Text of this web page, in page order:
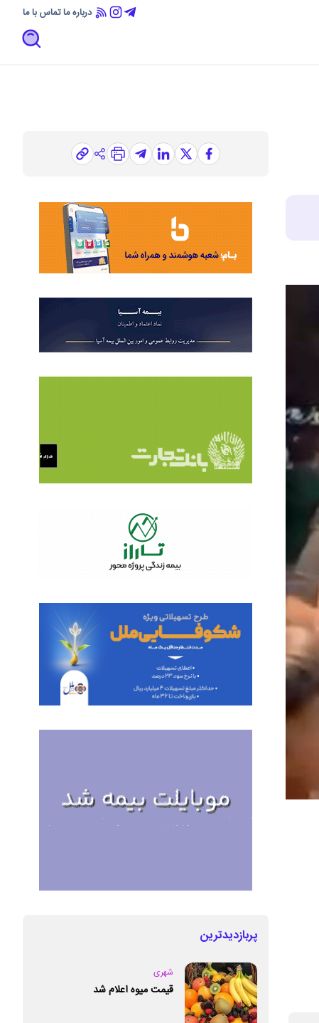
درباره ماتماس با ما
پربازدیدترین
شهری
قیمت میوه اعلام شد